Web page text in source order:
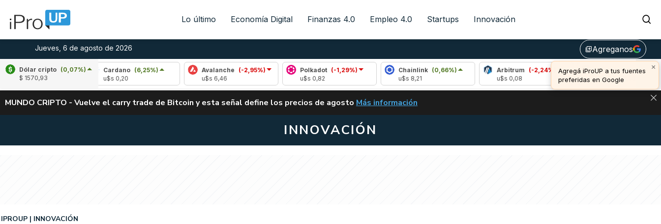
Lo último Economía Digital Finanzas 4.0 Empleo 4.0 Startups Innovación
Jueves, 6 de agosto de 2026 library_addAgreganos
×
Agregá iProUP a tus fuentes
preferidas en Google
Dólar cripto (0,07%)
$ 1570,93
(-2,78%)
Cardano
(6,25%)
Avalanche (-2,95%)
Polkadot
(-1,29%)
Chainlink (0,66%)
Arbitrum
(-2,24%)
Bitcoin (-0,59%)
u$s 64.321,00
ALERTA
MUNDO CRIPTO - Vuelve el carry trade de Bitcoin y esta señal define los precios de agosto VUELVE EL CARRY TRADE DE BITCOIN Y ESTA SEÑAL DEFINE LOS PRECIOS DE
Más información
INNOVACIÓN
IPROUP INNOVACIÓN